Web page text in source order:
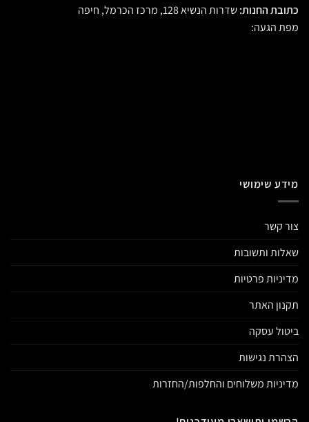
כתובת החנות:שדרות הנשיא 128, מרכז הכרמל, חיפה
מפת הגעה:
מידע שימושי
צור קשר
שאלות ותשובות
מדיניות פרטיות
תקנון האתר
ביטול עסקה
הצהרת נגישות
מדיניות משלוחים והחלפות/החזרות